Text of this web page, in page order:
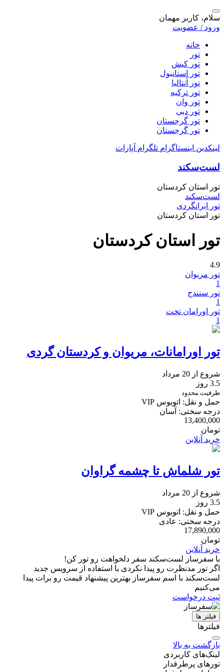
سلام، کاربر مهمان
ورود / عضویت
خانه
تور
تور کیش
تور استانبول
تور آنتالیا
تور ترکیه
تور وان
تور دبی
تور گرجستان
تور گرجستان
لینکدین اینستاگرام تلگرام آپارات
لست‌سکند
تور استان کردستان
لست‌سکند
تور ایرانگردی
تور استان کردستان
تور استان کردستان
4.9
تور مریوان
1
تور سنندج
1
تور اورامان تخت
1
تور اورامانات، مریوان و کردستان گردی
شروع از 20 مرداد
3.5 روز
ظرفیت محدود
حمل و نقل: اتوبوس VIP
درجه سختی: آسان
13,400,000
تومان
خرید آنلاین
تور شلماش تا چشمه گراوان
شروع از 20 مرداد
3.5 روز
حمل و نقل: اتوبوس VIP
درجه سختی: عادی
17,890,000
تومان
خرید آنلاین
با سفرساز لست‌سکند سفر دلخواهت رو تور کن!
اگر تور مدنظرت رو پیدا نکردی با استفاده از سرویس جدید
لست‌سکند با اسم سفرساز بهترین پیشنهاد قیمت رو برات پیدا
می‌کنیم
ثبت درخواست
فیلتر ها
فیلترها
بازگشت به بالا
لینک‌های کاربردی
تورهای پرطرفدار